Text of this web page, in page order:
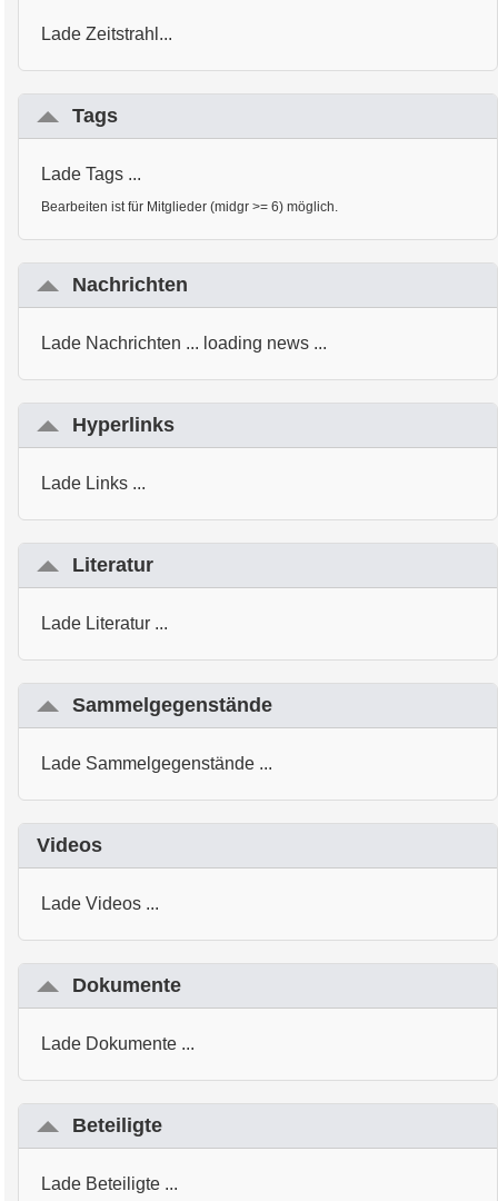
Lade Zeitstrahl...
Tags
Lade Tags ...
Bearbeiten ist für Mitglieder (midgr >= 6) möglich.
Nachrichten
Lade Nachrichten ... loading news ...
Hyperlinks
Lade Links ...
Literatur
Lade Literatur ...
Sammelgegenstände
Lade Sammelgegenstände ...
Videos
Lade Videos ...
Dokumente
Lade Dokumente ...
Beteiligte
Lade Beteiligte ...